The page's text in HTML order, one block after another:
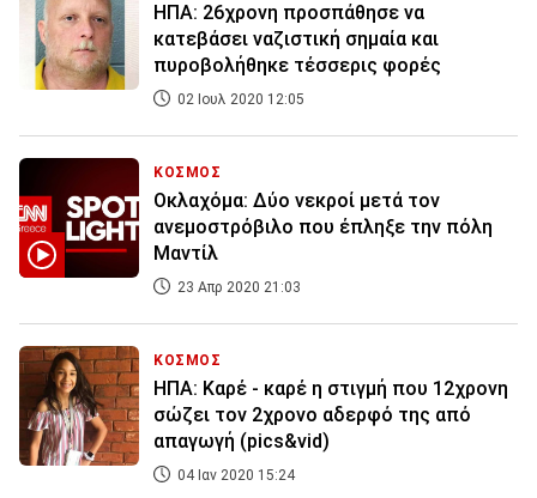
ΗΠΑ: 26χρονη προσπάθησε να
κατεβάσει ναζιστική σημαία και
πυροβολήθηκε τέσσερις φορές
02 Ιουλ 2020 12:05
ΚΟΣΜΟΣ
Οκλαχόμα: Δύο νεκροί μετά τον
ανεμοστρόβιλο που έπληξε την πόλη
Μαντίλ
23 Απρ 2020 21:03
ΚΟΣΜΟΣ
ΗΠΑ: Καρέ - καρέ η στιγμή που 12χρονη
σώζει τον 2χρονο αδερφό της από
απαγωγή (pics&vid)
04 Ιαν 2020 15:24